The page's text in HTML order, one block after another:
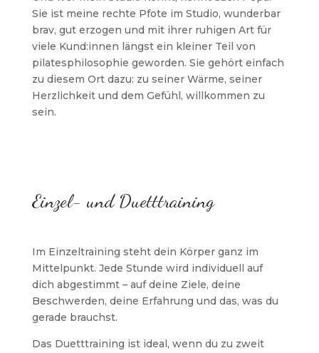
Sie ist meine rechte Pfote im Studio, wunderbar
brav, gut erzogen und mit ihrer ruhigen Art für
viele Kund:innen längst ein kleiner Teil von
pilatesphilosophie geworden. Sie gehört einfach
zu diesem Ort dazu: zu seiner Wärme, seiner
Herzlichkeit und dem Gefühl, willkommen zu
sein.
Einzel- und Duetttraining
Im Einzeltraining steht dein Körper ganz im
Mittelpunkt. Jede Stunde wird individuell auf
dich abgestimmt – auf deine Ziele, deine
Beschwerden, deine Erfahrung und das, was du
gerade brauchst.
Das Duetttraining ist ideal, wenn du zu zweit